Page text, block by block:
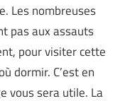
Les nombreuses
pas aux assauts
pour visiter cette
dormir. C’est en
vous sera utile. La